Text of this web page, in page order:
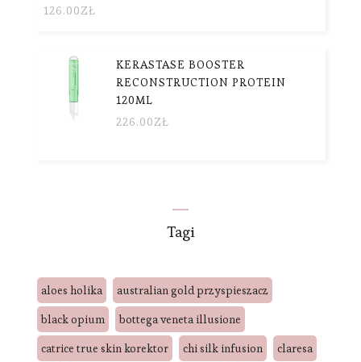
126.00ZŁ
KERASTASE BOOSTER
RECONSTRUCTION PROTEIN
120ML
226.00ZŁ
Tagi
aloes holika
australian gold przyspieszacz
black opium
bottega veneta illusione
catrice true skin korektor
chi silk infusion
claresa